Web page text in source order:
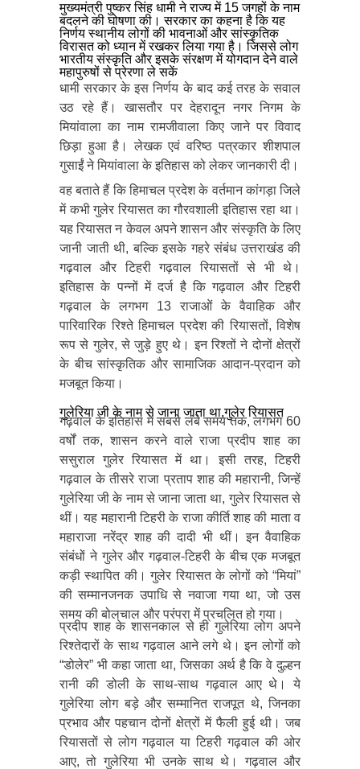
मुख्यमंत्री पुष्कर सिंह धामी ने राज्य में 15 जगहों के नाम
बदलने की घोषणा की। सरकार का कहना है कि यह
निर्णय स्थानीय लोगों की भावनाओं और सांस्कृतिक
विरासत को ध्यान में रखकर लिया गया है। जिससे लोग
भारतीय संस्कृति और इसके संरक्षण में योगदान देने वाले
महापुरुषों से प्रेरणा ले सकें
धामी सरकार के इस निर्णय के बाद कई तरह के सवाल
उठ रहे हैं। खासतौर पर देहरादून नगर निगम के
मियांवाला का नाम रामजीवाला किए जाने पर विवाद
छिड़ा हुआ है। लेखक एवं वरिष्ठ पत्रकार शीशपाल
गुसाईं ने मियांवाला के इतिहास को लेकर जानकारी दी।
वह बताते हैं कि हिमाचल प्रदेश के वर्तमान कांगड़ा जिले
में कभी गुलेर रियासत का गौरवशाली इतिहास रहा था।
यह रियासत न केवल अपने शासन और संस्कृति के लिए
जानी जाती थी, बल्कि इसके गहरे संबंध उत्तराखंड की
गढ़वाल और टिहरी गढ़वाल रियासतों से भी थे।
इतिहास के पन्नों में दर्ज है कि गढ़वाल और टिहरी
गढ़वाल के लगभग 13 राजाओं के वैवाहिक और
पारिवारिक रिश्ते हिमाचल प्रदेश की रियासतों, विशेष
रूप से गुलेर, से जुड़े हुए थे। इन रिश्तों ने दोनों क्षेत्रों
के बीच सांस्कृतिक और सामाजिक आदान-प्रदान को
मजबूत किया।
गुलेरिया जी के नाम से जाना जाता था,गुलेर रियासत
गढ़वाल के इतिहास में सबसे लंबे समय तक, लगभग 60
वर्षों तक, शासन करने वाले राजा प्रदीप शाह का
ससुराल गुलेर रियासत में था। इसी तरह, टिहरी
गढ़वाल के तीसरे राजा प्रताप शाह की महारानी, जिन्हें
गुलेरिया जी के नाम से जाना जाता था, गुलेर रियासत से
थीं। यह महारानी टिहरी के राजा कीर्ति शाह की माता व
महाराजा नरेंद्र शाह की दादी भी थीं। इन वैवाहिक
संबंधों ने गुलेर और गढ़वाल-टिहरी के बीच एक मजबूत
कड़ी स्थापित की। गुलेर रियासत के लोगों को “मियां”
की सम्मानजनक उपाधि से नवाजा गया था, जो उस
समय की बोलचाल और परंपरा में प्रचलित हो गया।
प्रदीप शाह के शासनकाल से ही गुलेरिया लोग अपने
रिश्तेदारों के साथ गढ़वाल आने लगे थे। इन लोगों को
“डोलेर” भी कहा जाता था, जिसका अर्थ है कि वे दुल्हन
रानी की डोली के साथ-साथ गढ़वाल आए थे। ये
गुलेरिया लोग बड़े और सम्मानित राजपूत थे, जिनका
प्रभाव और पहचान दोनों क्षेत्रों में फैली हुई थी। जब
रियासतों से लोग गढ़वाल या टिहरी गढ़वाल की ओर
आए, तो गुलेरिया भी उनके साथ थे। गढ़वाल और